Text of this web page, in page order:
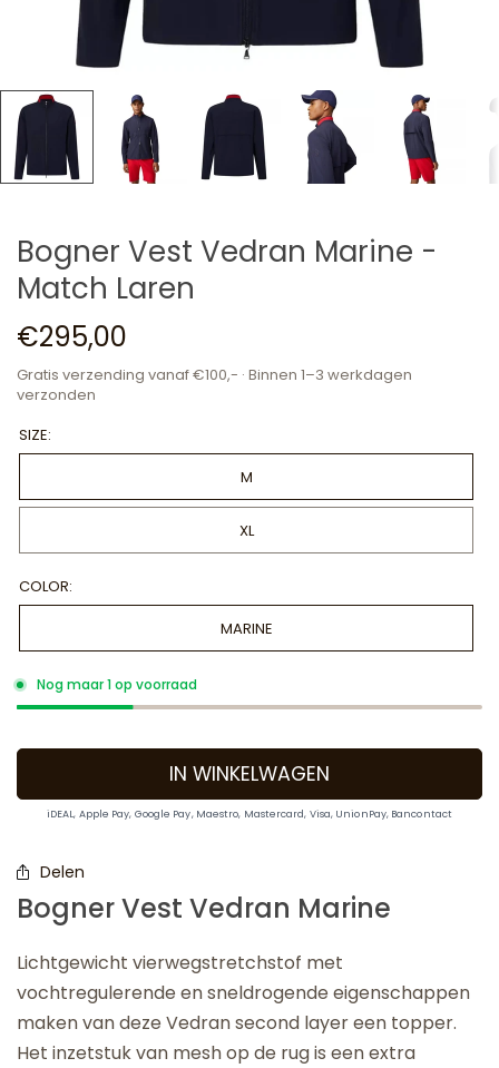
Bogner Vest Vedran Marine -
Match Laren
€295,00
Gratis verzending vanaf €100,- · Binnen 1–3 werkdagen
verzonden
SIZE:
M
XL
COLOR:
MARINE
Nog maar 1 op voorraad
IN WINKELWAGEN
iDEAL, Apple Pay, Google Pay, Maestro, Mastercard, Visa, UnionPay, Bancontact
Delen
Bogner Vest Vedran Marine
Lichtgewicht vierwegstretchstof met
vochtregulerende en sneldrogende eigenschappen
maken van deze Vedran second layer een topper.
Het inzetstuk van mesh op de rug is een extra